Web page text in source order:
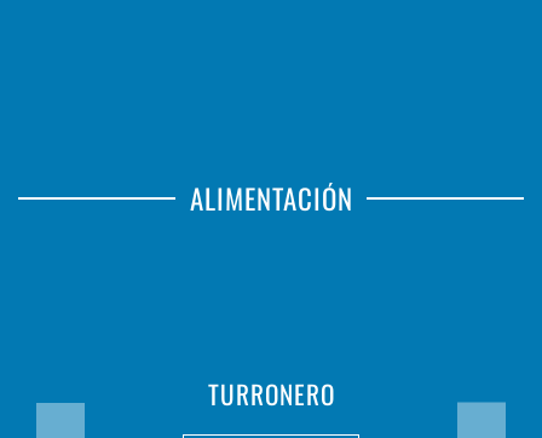
ALIMENTACIÓN
TURRONERO